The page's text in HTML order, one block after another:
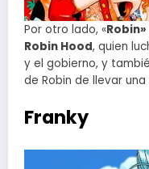
Por otro lado, «
Robin Hood, quien
y el gobierno, y
de Robin de llevar una
Franky